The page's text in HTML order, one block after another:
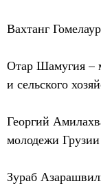
Вахтанг
Отар Шамугия –
и сельского
Георгий
молодежи Грузии
Зураб